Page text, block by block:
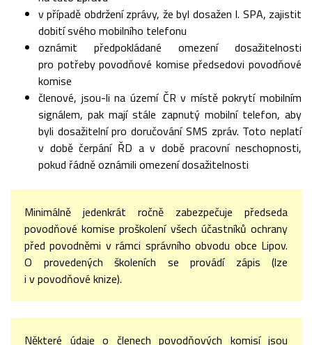
v případě obdržení zprávy, že byl dosažen I. SPA, zajistit
dobití svého mobilního telefonu
oznámit předpokládané omezení dosažitelnosti
pro potřeby povodňové komise předsedovi povodňové
komise
členové, jsou-li na území ČR v místě pokrytí mobilním
signálem, pak mají stále zapnutý mobilní telefon, aby
byli dosažitelní pro doručování SMS zpráv. Toto neplatí
v době čerpání ŘD a v době pracovní neschopnosti,
pokud řádně oznámili omezení dosažitelnosti
Minimálně jedenkrát ročně zabezpečuje předseda
povodňové komise proškolení všech účastníků ochrany
před povodněmi v rámci správního obvodu obce Lipov.
O provedených školeních se provádí zápis (lze
i v povodňové knize).
Některé údaje o členech povodňových komisí jsou